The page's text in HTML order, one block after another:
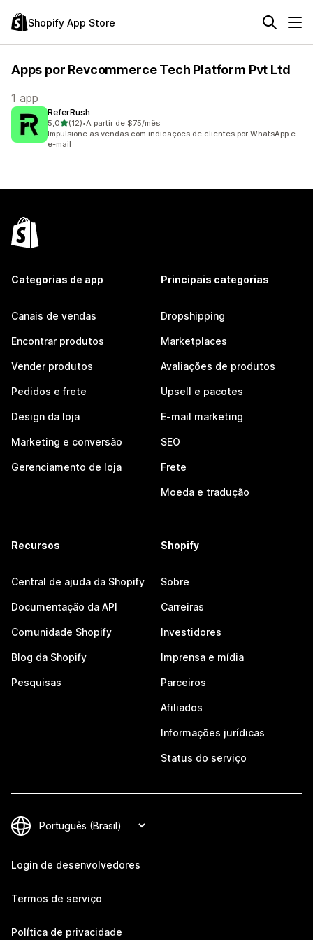
Shopify App Store
Apps por Revcommerce Tech Platform Pvt Ltd
1 app
ReferRush
5,0de 5 estrelas
(12)
12 avaliações ao todo
•A partir de $75/mês
Impulsione as vendas com indicações de clientes por WhatsApp e
e-mail
Categorias de app
Canais de vendas
Encontrar produtos
Vender produtos
Pedidos e frete
Design da loja
Marketing e conversão
Gerenciamento de loja
Principais categorias
Dropshipping
Marketplaces
Avaliações de produtos
Upsell e pacotes
E-mail marketing
SEO
Frete
Moeda e tradução
Recursos
Central de ajuda da Shopify
Documentação da API
Comunidade Shopify
Blog da Shopify
Pesquisas
Shopify
Sobre
Carreiras
Investidores
Imprensa e mídia
Parceiros
Afiliados
Informações jurídicas
Status do serviço
Login de desenvolvedores
Termos de serviço
Política de privacidade